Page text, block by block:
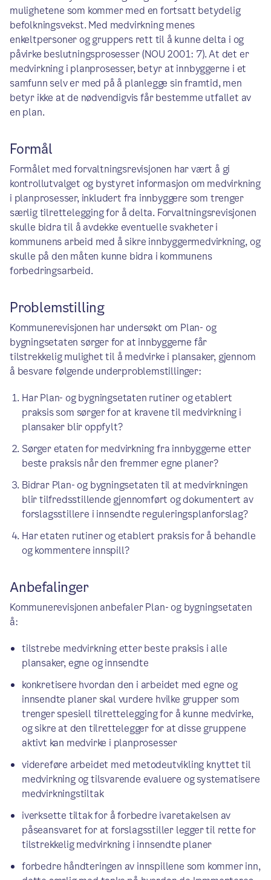
mulighetene som kommer med en fortsatt betydelig
befolkningsvekst. Med medvirkning menes
enkeltpersoner og gruppers rett til å kunne delta i og
påvirke beslutningsprosesser (NOU 2001: 7). At det er
medvirkning i planprosesser, betyr at innbyggerne i et
samfunn selv er med på å planlegge sin framtid, men
betyr ikke at de nødvendigvis får bestemme utfallet av
en plan.
Formål
Formålet med forvaltningsrevisjonen har vært å gi
kontrollutvalget og bystyret informasjon om medvirkning
i planprosesser, inkludert fra innbyggere som trenger
særlig tilrettelegging for å delta. Forvaltningsrevisjonen
skulle bidra til å avdekke eventuelle svakheter i
kommunens arbeid med å sikre innbyggermedvirkning, og
skulle på den måten kunne bidra i kommunens
forbedringsarbeid.
Problemstilling
Kommunerevisjonen har undersøkt om Plan- og
bygningsetaten sørger for at innbyggerne får
tilstrekkelig mulighet til å medvirke i plansaker, gjennom
å besvare følgende underproblemstillinger:
Har Plan- og bygningsetaten rutiner og etablert
praksis som sørger for at kravene til medvirkning i
plansaker blir oppfylt?
Sørger etaten for medvirkning fra innbyggerne etter
beste praksis når den fremmer egne planer?
Bidrar Plan- og bygningsetaten til at medvirkningen
blir tilfredsstillende gjennomført og dokumentert av
forslagsstillere i innsendte reguleringsplanforslag?
Har etaten rutiner og etablert praksis for å behandle
og kommentere innspill?
Anbefalinger
Kommunerevisjonen anbefaler Plan- og bygningsetaten
å:
tilstrebe medvirkning etter beste praksis i alle
plansaker, egne og innsendte
konkretisere hvordan den i arbeidet med egne og
innsendte planer skal vurdere hvilke grupper som
trenger spesiell tilrettelegging for å kunne medvirke,
og sikre at den tilrettelegger for at disse gruppene
aktivt kan medvirke i planprosesser
videreføre arbeidet med metodeutvikling knyttet til
medvirkning og tilsvarende evaluere og systematisere
medvirkningstiltak
iverksette tiltak for å forbedre ivaretakelsen av
påseansvaret for at forslagsstiller legger til rette for
tilstrekkelig medvirkning i innsendte planer
forbedre håndteringen av innspillene som kommer inn,